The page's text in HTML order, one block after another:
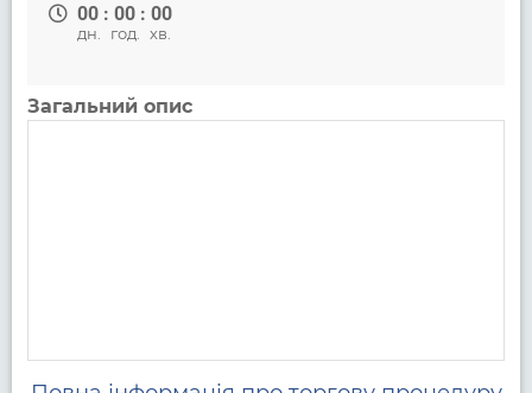
00 : 00 : 00
дн. год. хв.
Загальний опис